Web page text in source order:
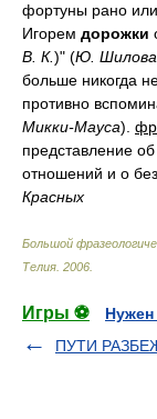
фортуны рано
Игорем дорожки
В. К.)" (Ю.
больше никогда
противно
Микки-Мауса).
представление
отношений и о
Красных
Большой
Телия 2006
Игры ⚽
ПУТИ